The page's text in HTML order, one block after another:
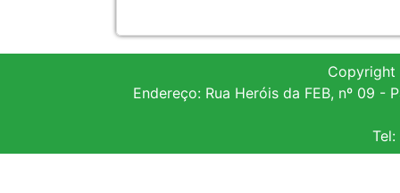
Copyright
Endereço: Rua Heróis da FEB, nº 09 -